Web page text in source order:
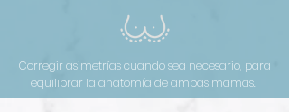
Corregir asimetrías cuando sea necesario, para
equilibrar la anatomía de ambas mamas.